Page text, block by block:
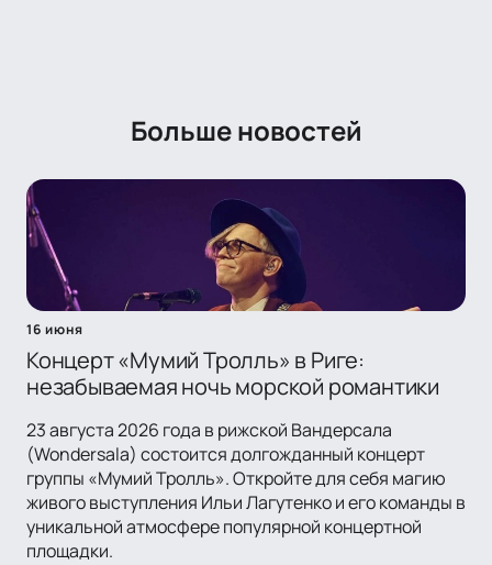
Больше новостей
16 июня
Концерт «Мумий Тролль» в Риге:
незабываемая ночь морской романтики
23 августа 2026 года в рижской Вандерсала
(Wondersala) состоится долгожданный концерт
группы «Мумий Тролль». Откройте для себя магию
живого выступления Ильи Лагутенко и его команды в
уникальной атмосфере популярной концертной
площадки.